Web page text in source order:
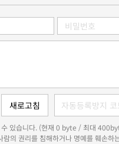
수 있습니다. (현재 0 byte / 최대
람의 권리를 침해하거나 명예를 훼손